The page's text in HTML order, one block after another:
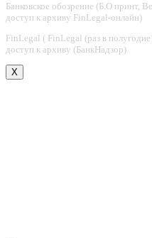
Банковское обозрение (Б.О принт,
доступ к архиву FinLegal-онлайн)
FinLegal ( FinLegal (раз в
доступ к архиву (БанкНадзор)
X